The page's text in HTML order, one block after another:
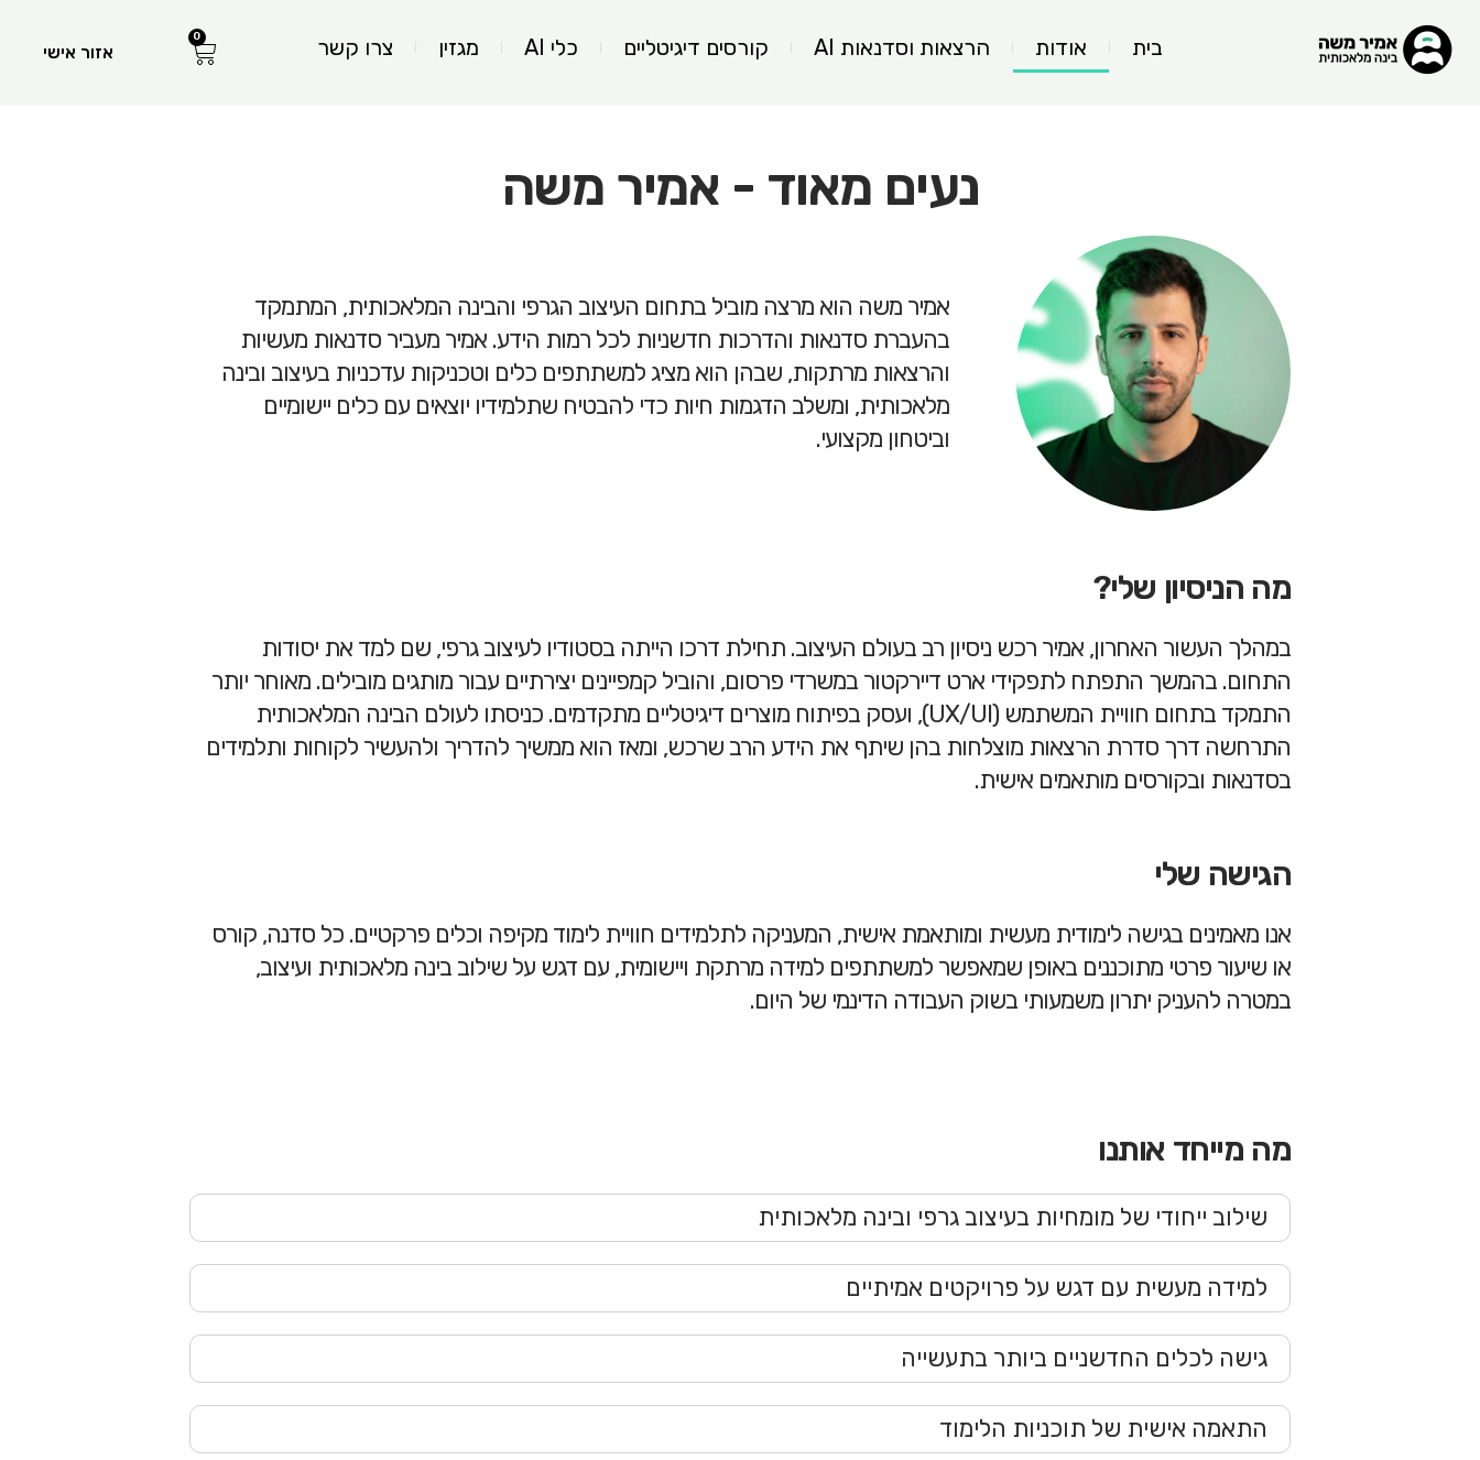
בית אודות הרצאות וסדנאות AI קורסים דיגיטליים כלי AI מגזין צרו קשר 0עגלת אזור אישי
נעים מאוד - אמיר משה
אמיר משה הוא מרצה מוביל בתחום העיצוב הגרפי והבינה המלאכותית, המתמקד
בהעברת סדנאות והדרכות חדשניות לכל רמות הידע. אמיר מעביר סדנאות מעשיות
והרצאות מרתקות, שבהן הוא מציג למשתתפים כלים וטכניקות עדכניות בעיצוב ובינה
מלאכותית, ומשלב הדגמות חיות כדי להבטיח שתלמידיו יוצאים עם כלים יישומיים
וביטחון מקצועי.
מה הניסיון שלי?
במהלך העשור האחרון, אמיר רכש ניסיון רב בעולם העיצוב. תחילת דרכו הייתה בסטודיו לעיצוב גרפי, שם למד את יסודות
התחום. בהמשך התפתח לתפקידי ארט דיירקטור במשרדי פרסום, והוביל קמפיינים יצירתיים עבור מותגים מובילים. מאוחר יותר
התמקד בתחום חוויית המשתמש (UX/UI), ועסק בפיתוח מוצרים דיגיטליים מתקדמים. כניסתו לעולם הבינה המלאכותית
התרחשה דרך סדרת הרצאות מוצלחות בהן שיתף את הידע הרב שרכש, ומאז הוא ממשיך להדריך ולהעשיר לקוחות ותלמידים
בסדנאות ובקורסים מותאמים אישית.
הגישה שלי
אנו מאמינים בגישה לימודית מעשית ומותאמת אישית, המעניקה לתלמידים חוויית לימוד מקיפה וכלים פרקטיים. כל סדנה, קורס
או שיעור פרטי מתוכננים באופן שמאפשר למשתתפים למידה מרתקת ויישומית, עם דגש על שילוב בינה מלאכותית ועיצוב,
במטרה להעניק יתרון משמעותי בשוק העבודה הדינמי של היום.
מה מייחד אותנו
שילוב ייחודי של מומחיות בעיצוב גרפי ובינה מלאכותית
למידה מעשית עם דגש על פרויקטים אמיתיים
גישה לכלים החדשניים ביותר בתעשייה
התאמה אישית של תוכניות הלימוד